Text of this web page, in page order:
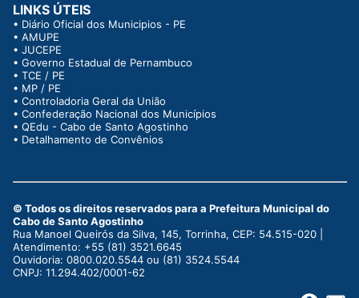
LINKS ÚTEIS
• Diário Oficial dos Municipios - PE
• AMUPE
• JUCEPE
• Governo Estadual de Pernambuco
• TCE / PE
• MP / PE
• Controladoria Geral da União
• Confederação Nacional dos Municípios
• QEdu - Cabo de Santo Agostinho
• Detalhamento de Convênios
© Todos os direitos reservados para a Prefeitura Municipal do
Cabo de Santo Agostinho
Rua Manoel Queirós da Silva, 145, Torrinha, CEP: 54.515-020 |
Atendimento: +55 (81) 3521.6645
Ouvidoria: 0800.020.5544 ou (81) 3524.5544
CNPJ: 11.294.402/0001-62